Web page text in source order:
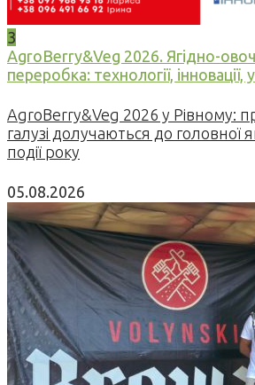
3
AgroBerry&Veg 2026. Ягідно-
переробка: технології, інновації,
AgroBerry&Veg 2026 у Рівному:
галузі долучаються до головної
події року
05.08.2026